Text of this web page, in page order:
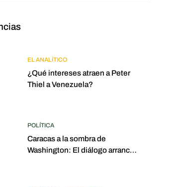
EL ANALÍTICO
¿Qué intereses atraen a Peter
Thiel a Venezuela?
POLÍTICA
Caracas a la sombra de
Washington: El diálogo arrancó